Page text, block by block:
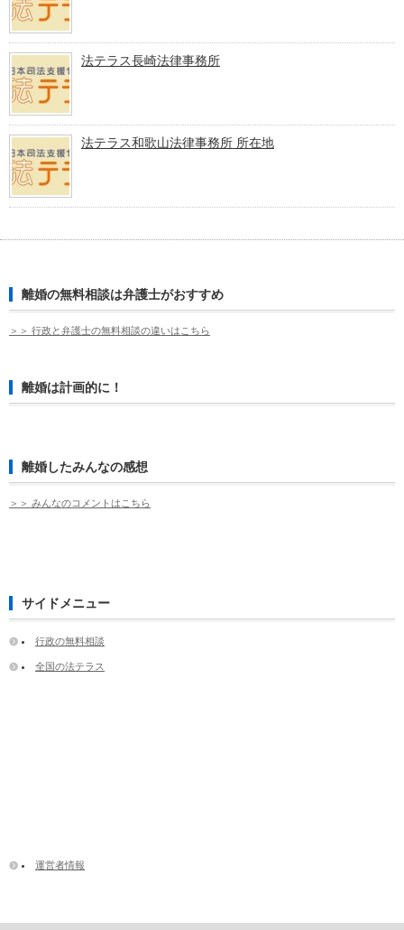
法テラス長崎法律事務所
法テラス和歌山法律事務所 所在地
離婚の無料相談は弁護士がおすすめ
＞＞ 行政と弁護士の無料相談の違いはこちら
離婚は計画的に！
離婚したみんなの感想
＞＞ みんなのコメントはこちら
サイドメニュー
行政の無料相談
全国の法テラス
運営者情報